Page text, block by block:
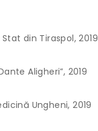
din Tiraspol, 2019
Aligheri”, 2019
Ungheni, 2019